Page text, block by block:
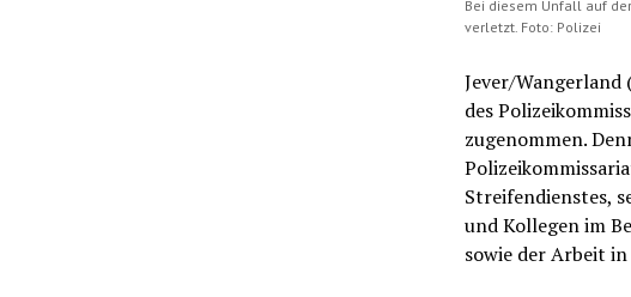
Bei diesem Unfall auf
verletzt. Foto: Polizei
Jever/Wangerland
des
zugenommen.
Streifendienstes,
und Kollegen im
sowie der Arbeit